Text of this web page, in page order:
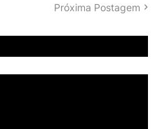
Próxima Postagem